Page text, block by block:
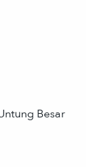
Besar